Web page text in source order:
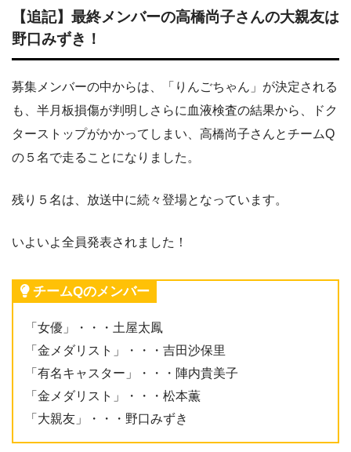
【追記】最終メンバーの高橋尚子さんの大親友は
野口みずき！
募集メンバーの中からは、「りんごちゃん」が決定される
も、半月板損傷が判明しさらに血液検査の結果から、ドク
ターストップがかかってしまい、高橋尚子さんとチームQ
の５名で走ることになりました。
残り５名は、放送中に続々登場となっています。
いよいよ全員発表されました！
チームQのメンバー
「女優」・・・土屋太鳳
「金メダリスト」・・・吉田沙保里
「有名キャスター」・・・陣内貴美子
「金メダリスト」・・・松本薫
「大親友」・・・野口みずき